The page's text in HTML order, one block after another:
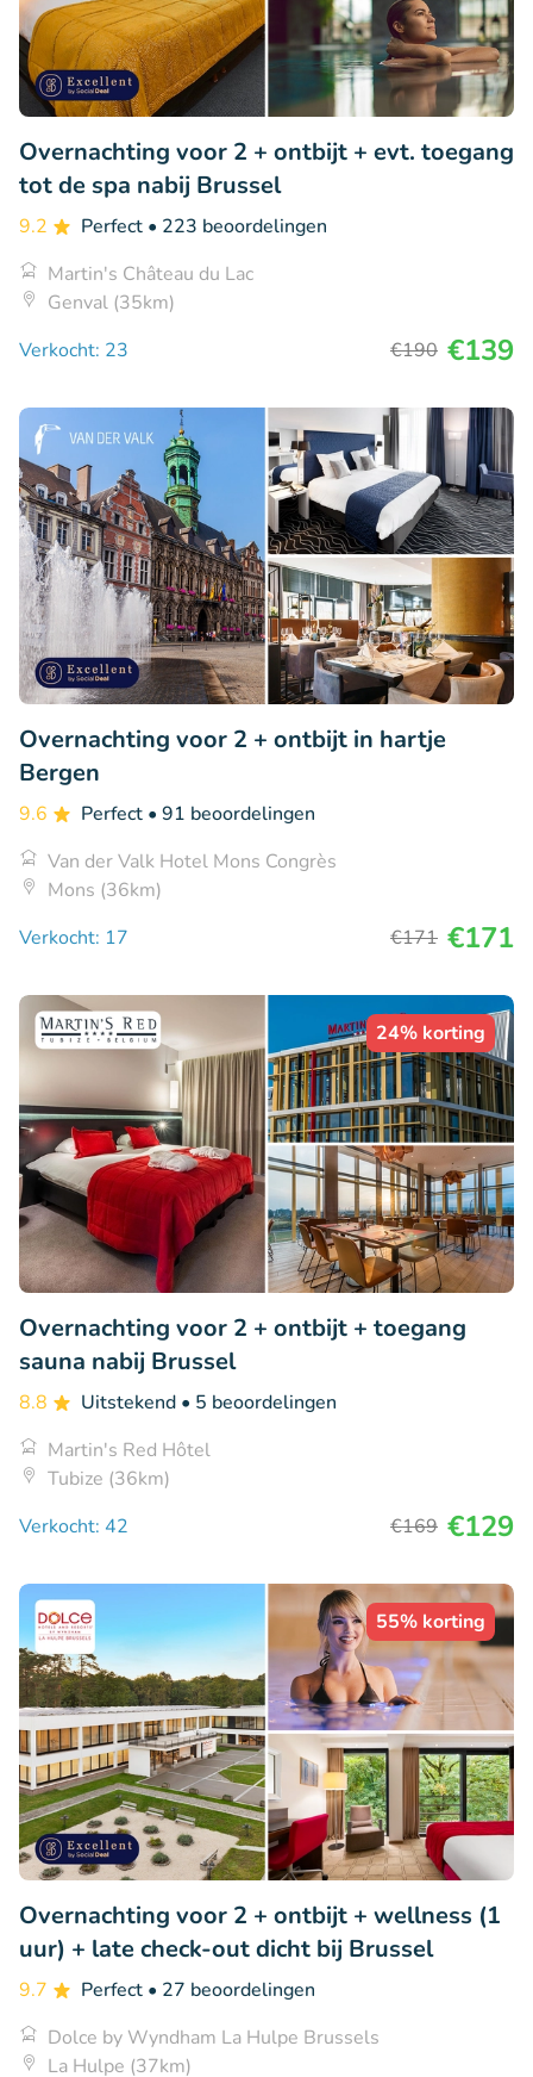
Overnachting voor 2 + ontbijt + evt. toegang
tot de spa nabij Brussel
9.2 Perfect • 223 beoordelingen
Martin's Château du Lac
Genval (35km)
Verkocht: 23
€190 €139
Overnachting voor 2 + ontbijt in hartje
Bergen
9.6 Perfect • 91 beoordelingen
Van der Valk Hotel Mons Congrès
Mons (36km)
Verkocht: 17
€171 €171
24% korting
Overnachting voor 2 + ontbijt + toegang
sauna nabij Brussel
8.8 Uitstekend • 5 beoordelingen
Martin's Red Hôtel
Tubize (36km)
Verkocht: 42
€169 €129
55% korting
Overnachting voor 2 + ontbijt + wellness (1
uur) + late check-out dicht bij Brussel
9.7 Perfect • 27 beoordelingen
Dolce by Wyndham La Hulpe Brussels
La Hulpe (37km)